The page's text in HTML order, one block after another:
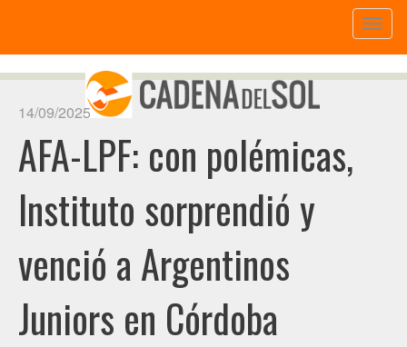
14/09/2025
AFA-LPF: con polémicas,
Instituto sorprendió y
venció a Argentinos
Juniors en Córdoba